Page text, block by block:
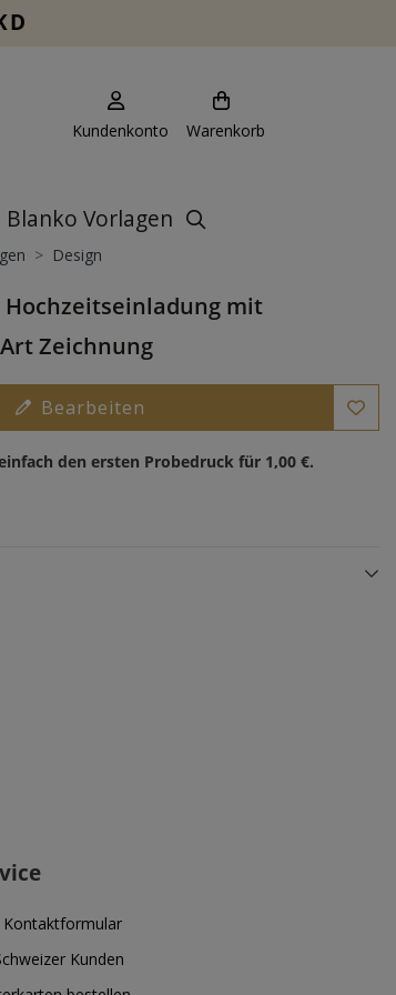
Kundenkonto Warenkorb
Blanko Vorlagen
Design
mit
Zeichnung
Bearbeiten
den ersten Probedruck für 1,00 €.
Kontaktformular
Kunden